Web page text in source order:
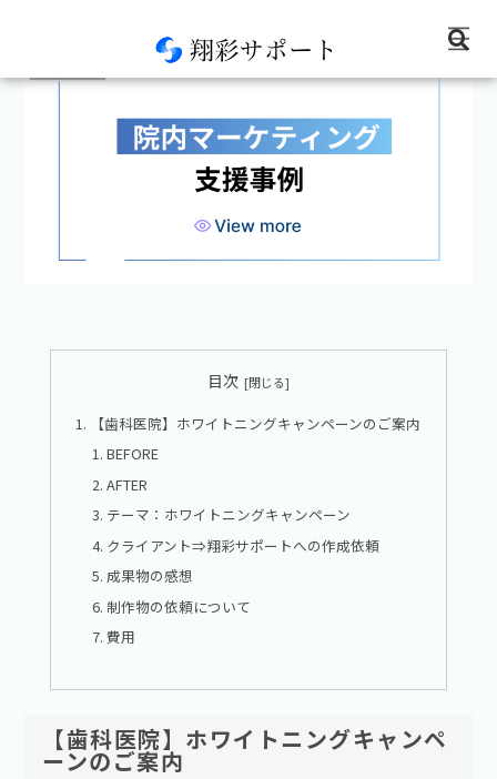
目次
【歯科医院】ホワイトニングキャンペーンのご案内
BEFORE
AFTER
テーマ：ホワイトニングキャンペーン
クライアント⇒翔彩サポートへの作成依頼
成果物の感想
制作物の依頼について
費用
【歯科医院】ホワイトニングキャンペ
ーンのご案内